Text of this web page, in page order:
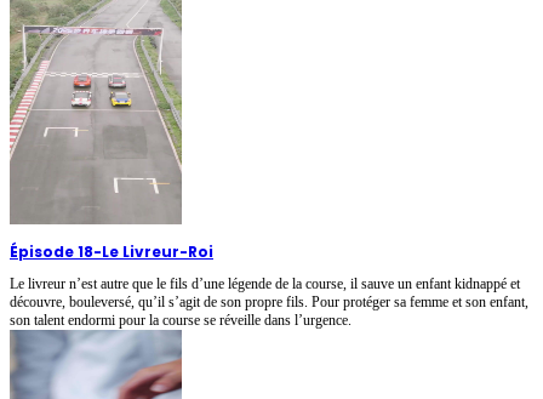
Épisode 18-Le Livreur-Roi
Le livreur n’est autre que le fils d’une légende de la course, il sauve un enfant kidnappé et
découvre, bouleversé, qu’il s’agit de son propre fils. Pour protéger sa femme et son enfant,
son talent endormi pour la course se réveille dans l’urgence.